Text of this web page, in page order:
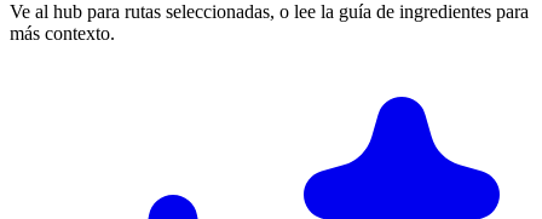
Ve al hub para rutas seleccionadas, o lee la guía de ingredientes para
más contexto.